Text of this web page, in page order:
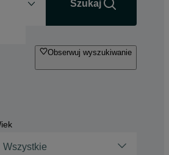
Szukaj
Obserwuj wyszukiwanie
Wszystkie